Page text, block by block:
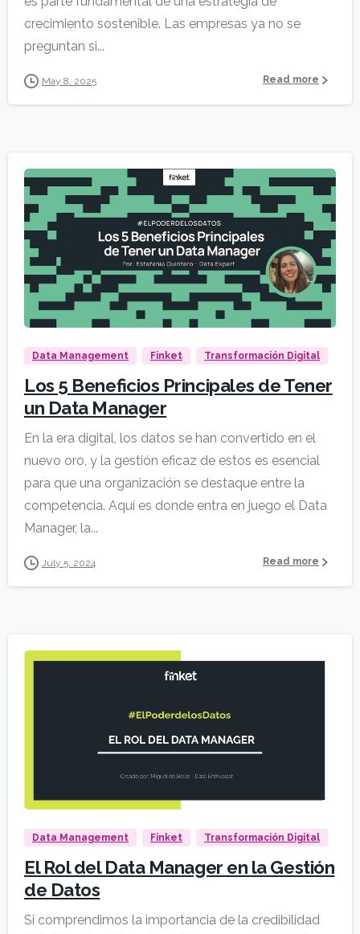
crecimiento sostenible. Las empresas ya no se
preguntan si...
May 8, 2025 Read more
Data Management Finket Transformación Digital
Los 5 Beneficios Principales de Tener
un Data Manager
En la era digital, los datos se han convertido en el
nuevo oro, y la gestión eficaz de estos es esencial
para que una organización se destaque entre la
competencia. Aquí es donde entra en juego el Data
Manager, la...
July 5, 2024 Read more
Data Management Finket Transformación Digital
El Rol del Data Manager en la Gestión
de Datos
Si comprendimos la importancia de la credibilidad